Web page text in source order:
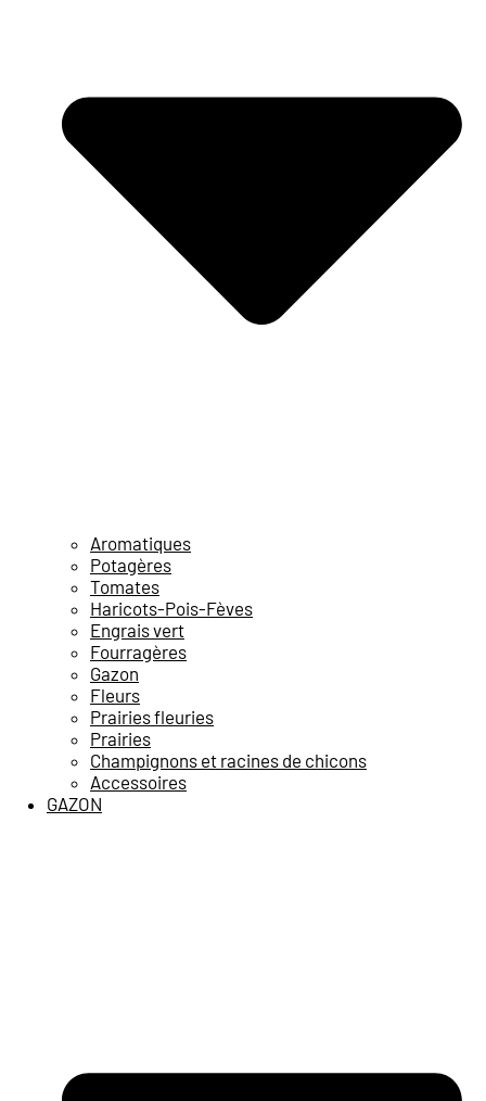
Aromatiques
Potagères
Tomates
Haricots-Pois-Fèves
Engrais vert
Fourragères
Gazon
Fleurs
Prairies fleuries
Prairies
Champignons et racines de chicons
Accessoires
GAZON